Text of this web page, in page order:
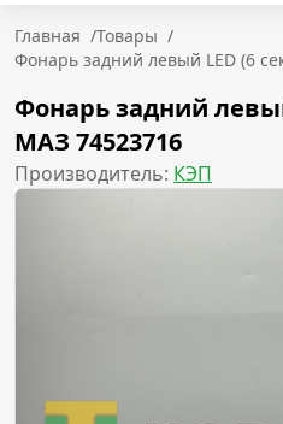
Главная /Товары /
Фонарь задний левый LED (6
Фонарь задний
МАЗ 74523716
Производитель: КЭП